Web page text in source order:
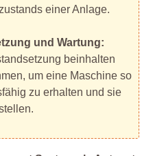
einer Anlage.
und Wartung:
beinhalten
um eine Maschine so
zu erhalten und sie